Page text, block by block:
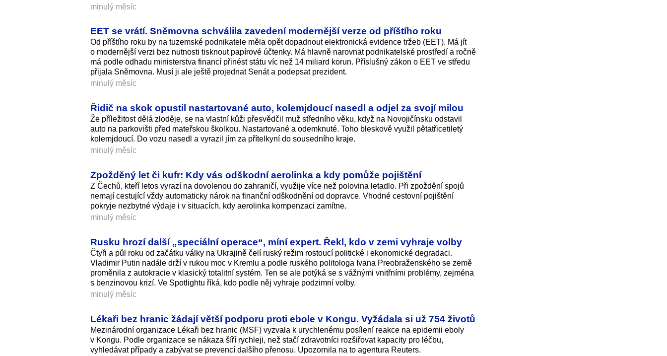
minulý měsíc
EET se vrátí. Sněmovna schválila zavedení modernější verze od příštího roku
Od příštího roku by na tuzemské podnikatele měla opět dopadnout elektronická evidence tržeb (EET). Má jít
o modernější verzi bez nutnosti tisknout papírové účtenky. Má hlavně narovnat podnikatelské prostředí a ročně
má podle odhadu ministerstva financí přinést státu víc než 14 miliard korun. Příslušný zákon o EET ve středu
přijala Sněmovna. Musí ji ale ještě projednat Senát a podepsat prezident.
minulý měsíc
Řidič na skok opustil nastartované auto, kolemjdoucí nasedl a odjel za svojí milou
Že příležitost dělá zloděje, se na vlastní kůži přesvědčil muž středního věku, když na Novojičínsku odstavil
auto na parkovišti před mateřskou školkou. Nastartované a odemknuté. Toho bleskově využil pětatřicetiletý
kolemjdoucí. Do vozu nasedl a vyrazil jím za přítelkyní do sousedního kraje.
minulý měsíc
Zpožděný let či kufr: Kdy vás odškodní aerolinka a kdy pomůže pojištění
Z Čechů, kteří letos vyrazí na dovolenou do zahraničí, využije více než polovina letadlo. Při zpoždění spojů
nemají cestující vždy automaticky nárok na finanční odškodnění od dopravce. Vhodné cestovní pojištění
pokryje nezbytné výdaje i v situacích, kdy aerolinka kompenzaci zamítne.
minulý měsíc
Rusku hrozí další „speciální operace“, míní expert. Řekl, kdo v zemi vyhraje volby
Čtyři a půl roku od začátku války na Ukrajině čelí ruský režim rostoucí politické i ekonomické degradaci.
Vladimir Putin nadále drží v rukou moc v Kremlu a podle ruského politologa Ivana Preobraženského se země
proměnila z autokracie v klasický totalitní systém. Ten se ale potýká se s vážnými vnitřními problémy, zejména
s benzinovou krizí. Ve Spotlightu říká, kdo podle něj vyhraje podzimní volby.
minulý měsíc
Lékaři bez hranic žádají větší podporu proti ebole v Kongu. Vyžádala si už 754 životů
Mezinárodní organizace Lékaři bez hranic (MSF) vyzvala k urychlenému posílení reakce na epidemii eboly
v Kongu. Podle organizace se nákaza šíří rychleji, než stačí zdravotníci rozšiřovat kapacity pro léčbu,
vyhledávat případy a zabývat se prevencí dalšího přenosu. Upozornila na to agentura Reuters.